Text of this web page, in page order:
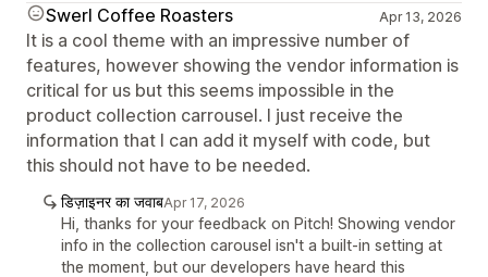
Swerl Coffee Roasters Apr 13, 2026
It is a cool theme with an impressive number of
features, however showing the vendor information is
critical for us but this seems impossible in the
product collection carrousel. I just receive the
information that I can add it myself with code, but
this should not have to be needed.
डिज़ाइनर का जवाबApr 17, 2026
Hi, thanks for your feedback on Pitch! Showing vendor
info in the collection carousel isn't a built-in setting at
the moment, but our developers have heard this